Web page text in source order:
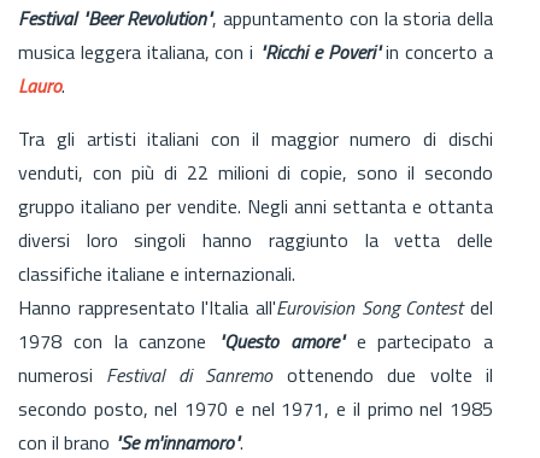
Festival "Beer Revolution", appuntamento con la storia della
musica leggera italiana, con i "Ricchi e Poveri"in concerto a
Lauro.
Tra gli artisti italiani con il maggior numero di dischi
venduti, con più di 22 milioni di copie, sono il secondo
gruppo italiano per vendite. Negli anni settanta e ottanta
diversi loro singoli hanno raggiunto la vetta delle
classifiche italiane e internazionali.
Hanno rappresentato l'Italia all'Eurovision Song Contestdel
1978 con la canzone "Questo amore"e partecipato a
numerosi Festival di Sanremoottenendo due volte il
secondo posto, nel 1970 e nel 1971, e il primo nel 1985
con il brano "Se m'innamoro".